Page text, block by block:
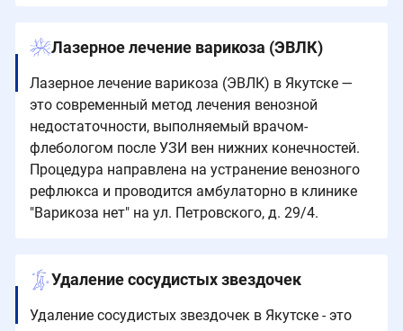
Лазерное лечение варикоза (ЭВЛК)
Лазерное лечение варикоза (ЭВЛК) в Якутске —
это современный метод лечения венозной
недостаточности, выполняемый врачом-
флебологом после УЗИ вен нижних конечностей.
Процедура направлена на устранение венозного
рефлюкса и проводится амбулаторно в клинике
"Варикоза нет" на ул. Петровского, д. 29/4.
Удаление сосудистых звездочек
Удаление сосудистых звездочек в Якутске - это